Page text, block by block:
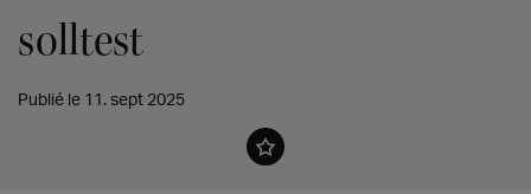
solltest
Publié le 11. sept 2025